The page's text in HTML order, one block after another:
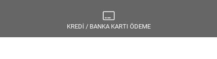
KREDİ / BANKA KARTI ÖDEME